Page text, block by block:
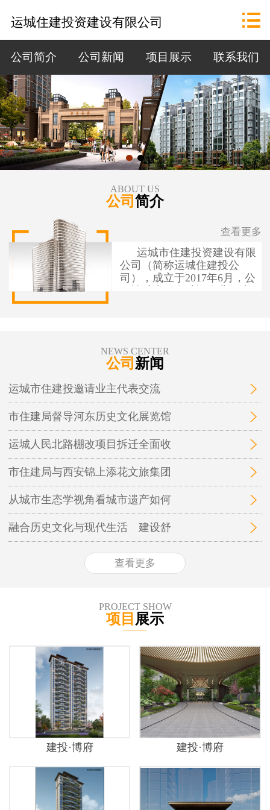
政策法规
资讯中心
招标公告
项目展示
运城住建投资建设有限公司 
公司简介 公司新闻 项目展示 联系我们
ABOUT US
公司 简介
运城市住建投资建设有限
公司（简称运城住建投公
司），成立于2017年6月，公
资建设项目融资实施平台，
为保障性安居工程和城市基
运城市中心城区棚户区改
造、城中村改造等保障性安
居工程及市政基础设施、地
下管廊开发建设和投融资业
务。
查看更多
NEWS CENTER
公司 新闻
运城市住建投邀请业主代表交流
市住建局督导河东历史文化展览馆
运城人民北路棚改项目拆迁全面收
市住建局与西安锦上添花文旅集团
从城市生态学视角看城市遗产如何
融合历史文化与现代生活 建设舒
查看更多
PROJECT SHOW
项目 展示
建投·博府 建投·博府